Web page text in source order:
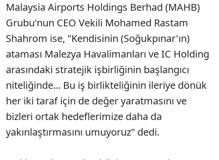
Malaysia Airports Holdings Berhad (MAHB)
Grubu'nun CEO Vekili Mohamed Rastam
Shahrom ise, "Kendisinin (Soğukpınar'ın)
ataması Malezya Havalimanları ve IC Holding
arasındaki stratejik işbirliğinin başlangıcı
niteliğinde... Bu iş birlikteliğinin ileriye dönük
her iki taraf için de değer yaratmasını ve
bizleri ortak hedeflerimize daha da
yakınlaştırmasını umuyoruz" dedi.